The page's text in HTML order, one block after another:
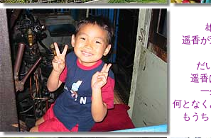
遥香
だ
遥香
何とな
もう